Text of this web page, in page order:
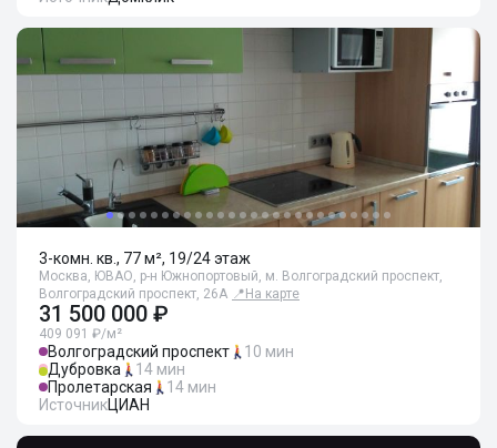
3-комн. кв., 77 м², 19/24 этаж
Москва, ЮВАО, р-н Южнопортовый, м. Волгоградский проспект,
Волгоградский проспект, 26А 📍 На карте
31 500 000 ₽
409 091 ₽/м²
Волгоградский проспект
10 мин
Дубровка
14 мин
Пролетарская
14 мин
ИсточникЦИАН